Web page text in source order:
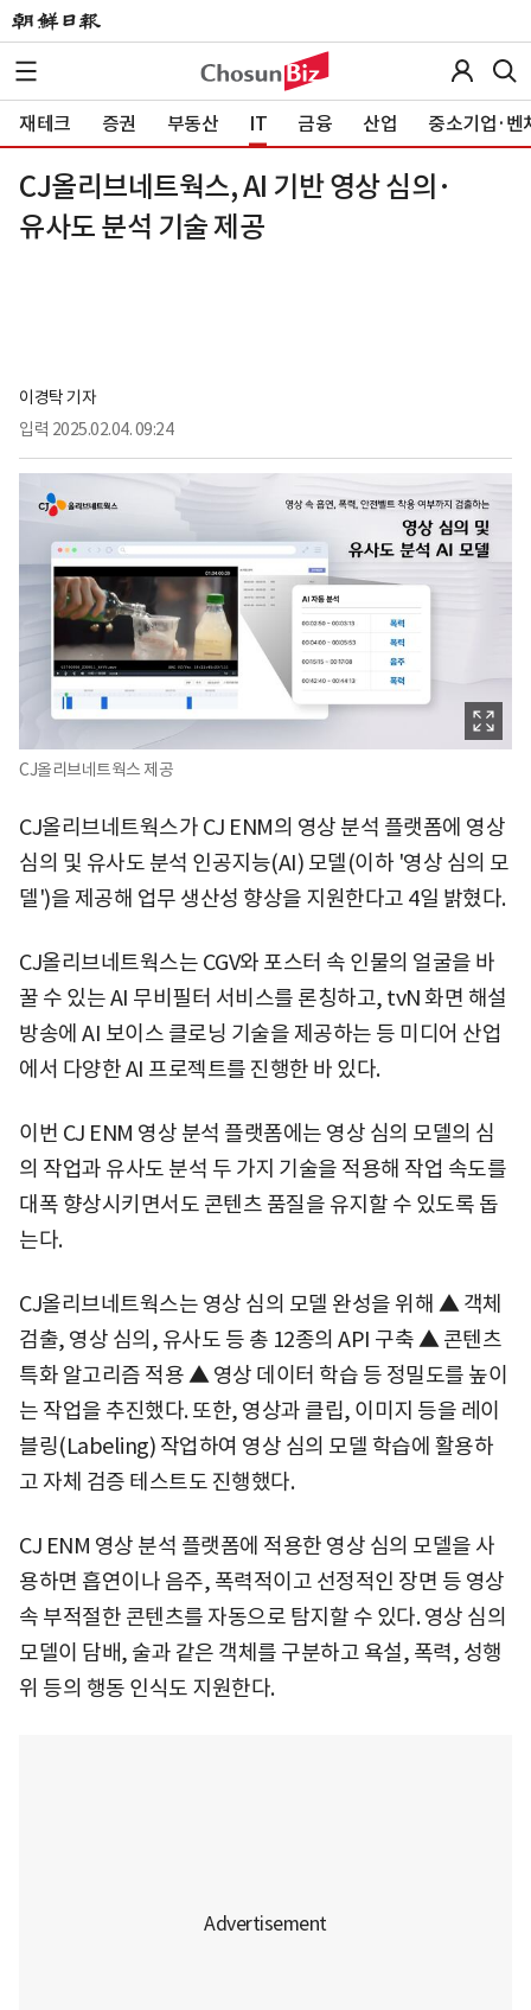
재테크 증권 부동산 IT 금융 산업 중소기업·벤
CJ올리브네트웍스, AI 기반 영상 심의·
유사도 분석 기술 제공
이경탁 기자
입력 2025.02.04. 09:24
CJ올리브네트웍스 제공
CJ올리브네트웍스가 CJ ENM의 영상 분석 플랫폼에 영상
심의 및 유사도 분석 인공지능(AI) 모델(이하 '영상 심의 모
델')을 제공해 업무 생산성 향상을 지원한다고 4일 밝혔다.
CJ올리브네트웍스는 CGV와 포스터 속 인물의 얼굴을 바
꿀 수 있는 AI 무비필터 서비스를 론칭하고, tvN 화면 해설
방송에 AI 보이스 클로닝 기술을 제공하는 등 미디어 산업
에서 다양한 AI 프로젝트를 진행한 바 있다.
이번 CJ ENM 영상 분석 플랫폼에는 영상 심의 모델의 심
의 작업과 유사도 분석 두 가지 기술을 적용해 작업 속도를
대폭 향상시키면서도 콘텐츠 품질을 유지할 수 있도록 돕
는다.
CJ올리브네트웍스는 영상 심의 모델 완성을 위해 ▲ 객체
검출, 영상 심의, 유사도 등 총 12종의 API 구축 ▲ 콘텐츠
특화 알고리즘 적용 ▲ 영상 데이터 학습 등 정밀도를 높이
는 작업을 추진했다. 또한, 영상과 클립, 이미지 등을 레이
블링(Labeling) 작업하여 영상 심의 모델 학습에 활용하
고 자체 검증 테스트도 진행했다.
CJ ENM 영상 분석 플랫폼에 적용한 영상 심의 모델을 사
용하면 흡연이나 음주, 폭력적이고 선정적인 장면 등 영상
속 부적절한 콘텐츠를 자동으로 탐지할 수 있다. 영상 심의
모델이 담배, 술과 같은 객체를 구분하고 욕설, 폭력, 성행
위 등의 행동 인식도 지원한다.